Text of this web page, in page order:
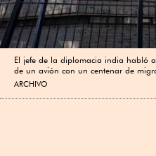
El jefe de la diplomacia india habló
de un avión con un centenar de
ARCHIVO